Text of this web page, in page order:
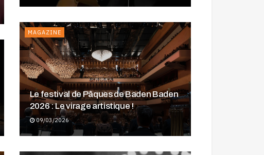
MAGAZINE
Le festival de Pâques de Baden Baden
2026 : Le virage artistique !
09/03/2026